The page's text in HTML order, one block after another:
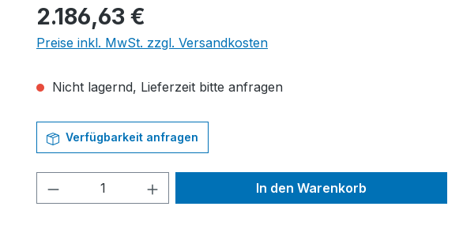
Regulärer Preis:
2.186,63 €
Preise inkl. MwSt. zzgl. Versandkosten
Nicht lagernd, Lieferzeit bitte anfragen
Verfügbarkeit anfragen
Produkt Anzahl: Gib den gewünschten Wert
In den Warenkorb